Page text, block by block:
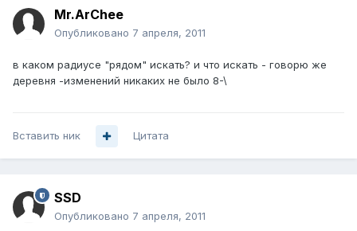
Mr.ArChee
Опубликовано 7 апреля, 2011
в каком радиусе "рядом" искать? и что искать - говорю же
деревня -изменений никаких не было 8-\
Вставить ник Цитата
SSD
Опубликовано 7 апреля, 2011